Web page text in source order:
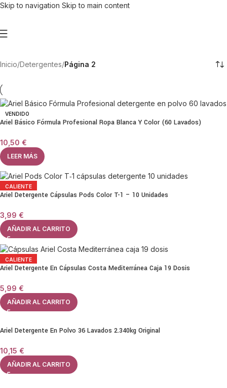
Skip to navigation Skip to main content
Inicio/Detergentes/Página 2
VENDIDO
Ariel Básico Fórmula Profesional Ropa Blanca Y Color (60 Lavados)
10,50 €
LEER MÁS
CALIENTE
Ariel Detergente Cápsulas Pods Color T-1 – 10 Unidades
3,99 €
AÑADIR AL CARRITO
CALIENTE
Ariel Detergente En Cápsulas Costa Mediterránea Caja 19 Dosis
5,99 €
AÑADIR AL CARRITO
Ariel Detergente En Polvo 36 Lavados 2.340kg Original
10,15 €
AÑADIR AL CARRITO